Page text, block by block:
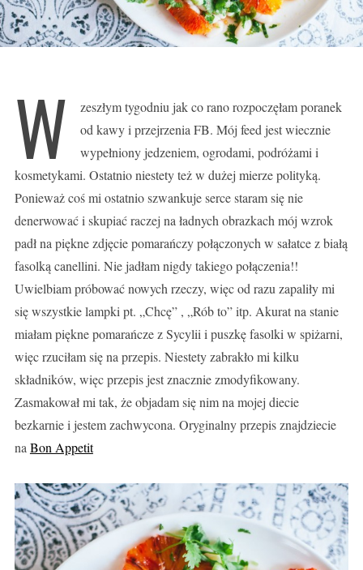
W
zeszłym tygodniu jak co rano rozpoczęłam poranek
od kawy i przejrzenia FB. Mój feed jest wiecznie
wypełniony jedzeniem, ogrodami, podróżami i
kosmetykami. Ostatnio niestety też w dużej mierze polityką.
Ponieważ coś mi ostatnio szwankuje serce staram się nie
denerwować i skupiać raczej na ładnych obrazkach mój wzrok
padł na piękne zdjęcie pomarańczy połączonych w sałatce z białą
fasolką canellini. Nie jadłam nigdy takiego połączenia!!
Uwielbiam próbować nowych rzeczy, więc od razu zapaliły mi
się wszystkie lampki pt. „Chcę” , „Rób to” itp. Akurat na stanie
miałam piękne pomarańcze z Sycylii i puszkę fasolki w spiżarni,
więc rzuciłam się na przepis. Niestety zabrakło mi kilku
składników, więc przepis jest znacznie zmodyfikowany.
Zasmakował mi tak, że objadam się nim na mojej diecie
bezkarnie i jestem zachwycona. Oryginalny przepis znajdziecie
naBon Appetit